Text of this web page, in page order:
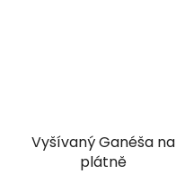
Vyšívaný Ganéša na
plátně